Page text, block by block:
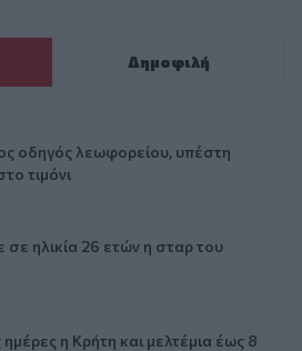
Δημοφιλή
οδηγός λεωφορείου, υπέστη
τιμόνι
σε ηλικία 26 ετών η σταρ του
ημέρες η Κρήτη και μελτέμια έως 8